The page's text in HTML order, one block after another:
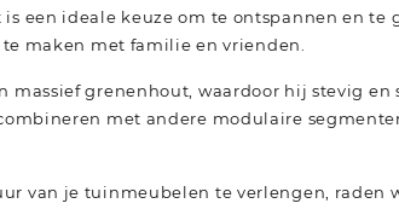
een ideale keuze om te ontspannen en te
maken met familie en vrienden.
massief grenenhout, waardoor hij stevig en
met andere modulaire
van je tuinmeubelen te verlengen, raden